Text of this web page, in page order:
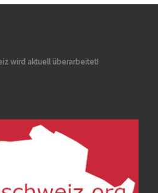
wird aktuell überarbeitet!